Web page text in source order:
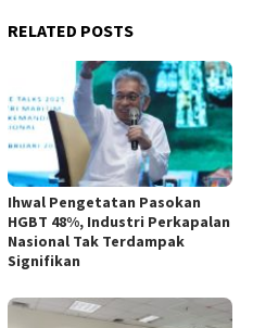
RELATED POSTS
Ihwal Pengetatan Pasokan
HGBT 48%, Industri Perkapalan
Nasional Tak Terdampak
Signifikan